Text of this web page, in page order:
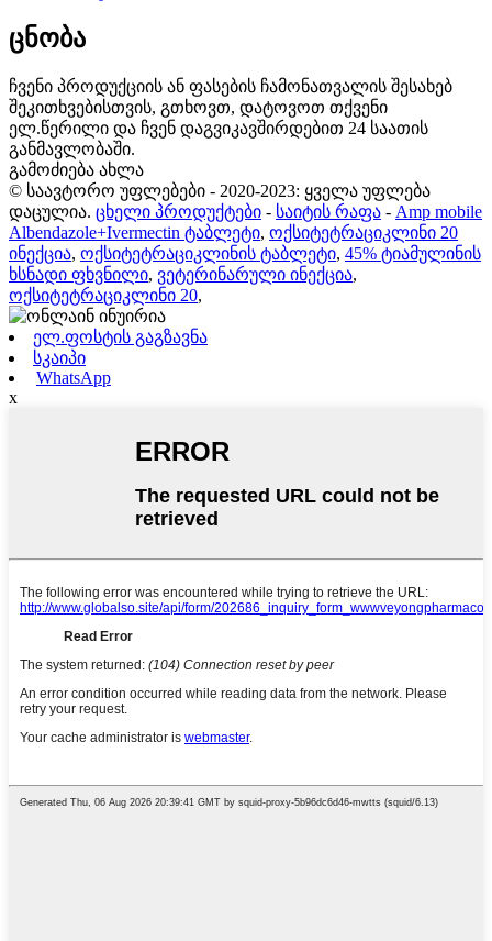
ცნობა
ჩვენი პროდუქციის ან ფასების ჩამონათვალის შესახებ
შეკითხვებისთვის, გთხოვთ, დატოვოთ თქვენი
ელ.წერილი და ჩვენ დაგვიკავშირდებით 24 საათის
განმავლობაში.
გამოძიება ახლა
© საავტორო უფლებები - 2020-2023: ყველა უფლება
დაცულია. ცხელი პროდუქტები - საიტის რაფა - Amp mobile
Albendazole+Ivermectin ტაბლეტი, ოქსიტეტრაციკლინი 20
ინექცია, ოქსიტეტრაციკლინის ტაბლეტი, 45% ტიამულინის
ხსნადი ფხვნილი, ვეტერინარული ინექცია,
ოქსიტეტრაციკლინი 20,
ელ.ფოსტის გაგზავნა
სკაიპი
WhatsApp
x